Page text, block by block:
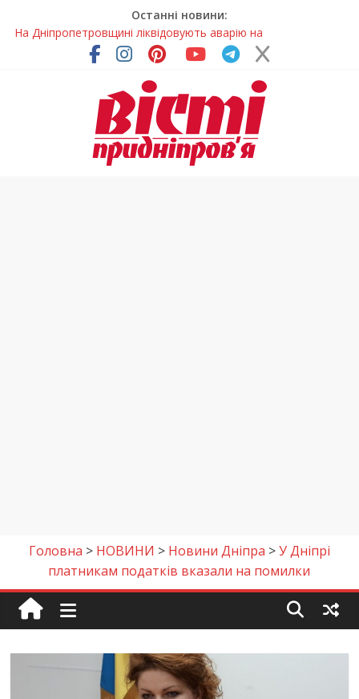
Останні новини:
На Дніпропетровщині ліквідовують аварію на
магістральному водогоні
Спортсменка з Кам’янського встановила рекорд
Дніпропетровщини з пауерліфтингу
Приховав майно та доходи: на Дніпропетровщині депутата
сільради визнали винним
На Дніпропетровщині зафіксували рясне цвітіння рідкісних
рослин (фото)
Головна > НОВИНИ > Новини Дніпра >У Дніпрі
платникам податків вказали на помилки